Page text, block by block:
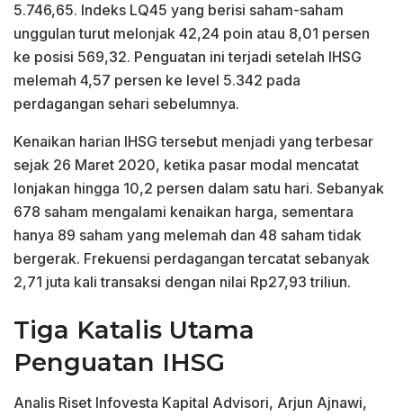
5.746,65. Indeks LQ45 yang berisi saham-saham
unggulan turut melonjak 42,24 poin atau 8,01 persen
ke posisi 569,32. Penguatan ini terjadi setelah IHSG
melemah 4,57 persen ke level 5.342 pada
perdagangan sehari sebelumnya.
Kenaikan harian IHSG tersebut menjadi yang terbesar
sejak 26 Maret 2020, ketika pasar modal mencatat
lonjakan hingga 10,2 persen dalam satu hari. Sebanyak
678 saham mengalami kenaikan harga, sementara
hanya 89 saham yang melemah dan 48 saham tidak
bergerak. Frekuensi perdagangan tercatat sebanyak
2,71 juta kali transaksi dengan nilai Rp27,93 triliun.
Tiga Katalis Utama
Penguatan IHSG
Analis Riset Infovesta Kapital Advisori, Arjun Ajnawi,